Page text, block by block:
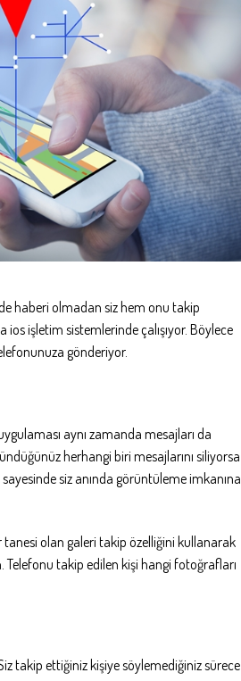
haberi olmadan siz hem onu takip
işletim sistemlerinde çalışıyor. Böylece
gönderiyor.
aynı zamanda mesajları da
herhangi biri mesajlarını siliyorsa
siz anında görüntüleme imkanına
tanesi olan galeri takip özelliğini kullanarak
takip edilen kişi hangi fotoğrafları
takip ettiğiniz kişiye söylemediğiniz sürece